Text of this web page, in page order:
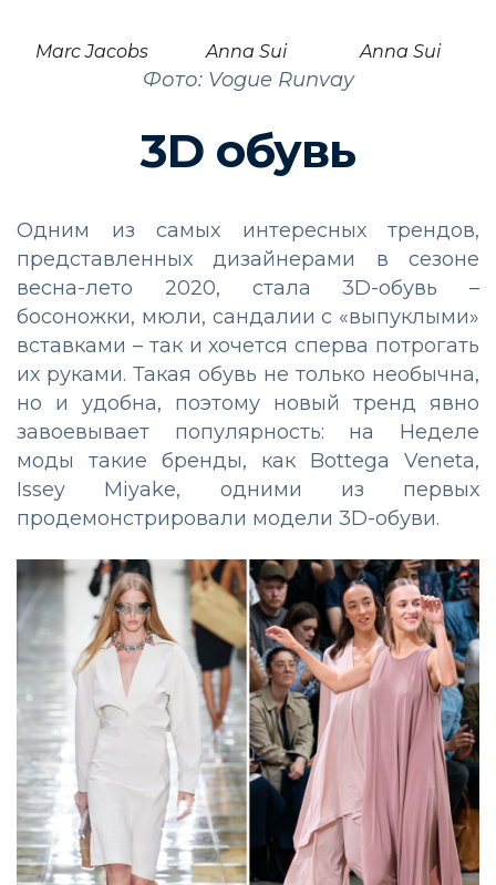
Marc Jacobs Anna Sui Anna Sui
Фото: Vogue Runvay
3D обувь
Одним из самых интересных трендов,
представленных дизайнерами в сезоне
весна-лето 2020, стала 3D-обувь –
босоножки, мюли, сандалии с «выпуклыми»
вставками – так и хочется сперва потрогать
их руками. Такая обувь не только необычна,
но и удобна, поэтому новый тренд явно
завоевывает популярность: на Неделе
моды такие бренды, как Bottega Veneta,
Issey Miyake, одними из первых
продемонстрировали модели 3D-обуви.